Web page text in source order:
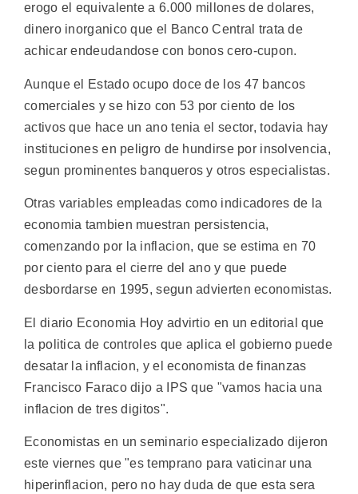
erogo el equivalente a 6.000 millones de dolares,
dinero inorganico que el Banco Central trata de
achicar endeudandose con bonos cero-cupon.
Aunque el Estado ocupo doce de los 47 bancos
comerciales y se hizo con 53 por ciento de los
activos que hace un ano tenia el sector, todavia hay
instituciones en peligro de hundirse por insolvencia,
segun prominentes banqueros y otros especialistas.
Otras variables empleadas como indicadores de la
economia tambien muestran persistencia,
comenzando por la inflacion, que se estima en 70
por ciento para el cierre del ano y que puede
desbordarse en 1995, segun advierten economistas.
El diario Economia Hoy advirtio en un editorial que
la politica de controles que aplica el gobierno puede
desatar la inflacion, y el economista de finanzas
Francisco Faraco dijo a IPS que "vamos hacia una
inflacion de tres digitos".
Economistas en un seminario especializado dijeron
este viernes que "es temprano para vaticinar una
hiperinflacion, pero no hay duda de que esta sera